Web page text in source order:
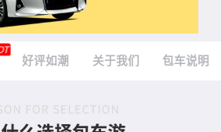
好评如潮 关于我们 包车说明